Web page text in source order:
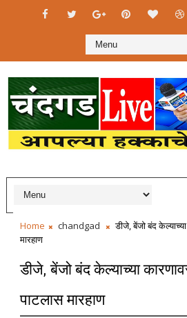
Home chandgad
डीजे, बेंजो बंद
मारहाण
डीजे, बेंजो बंद केल्याच्या
पाटलास मारहाण